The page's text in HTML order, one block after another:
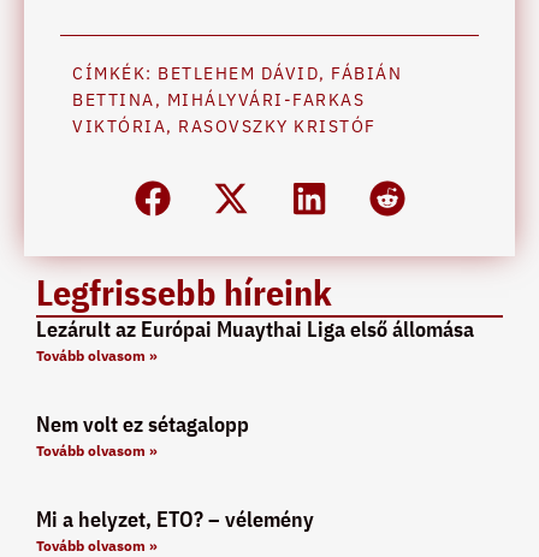
Legfrissebb híreink
Lezárult az Európai Muaythai Liga első állomása
Tovább olvasom »
Nem volt ez sétagalopp
Tovább olvasom »
Mi a helyzet, ETO? – vélemény
Tovább olvasom »
CÍMKÉK: BETLEHEM DÁVID, FÁBIÁN
BETTINA, MIHÁLYVÁRI-FARKAS
VIKTÓRIA, RASOVSZKY KRISTÓF